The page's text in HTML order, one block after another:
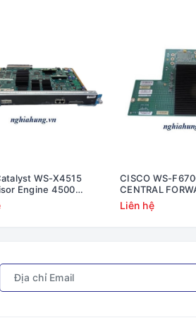
WS-X4515
Engine 4500
X4515
CISCO WS-
CENTRAL
ETHERNET
Liên hệ